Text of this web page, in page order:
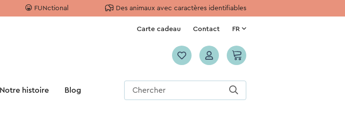
FUNctional Des animaux avec caractères identifiables
Carte cadeau Contact FR
Notre histoire Blog